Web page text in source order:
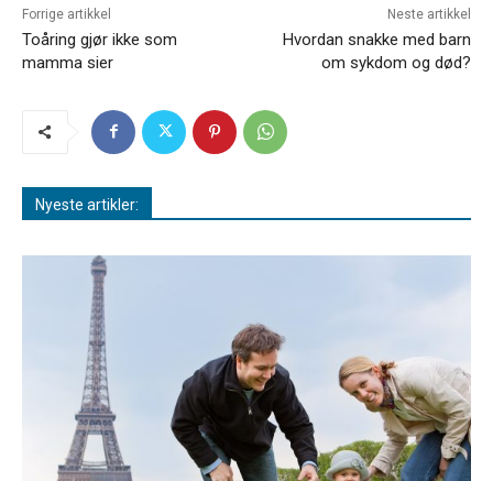
Forrige artikkel
Toåring gjør ikke som
mamma sier
Neste artikkel
Hvordan snakke med barn
om sykdom og død?
Nyeste artikler: